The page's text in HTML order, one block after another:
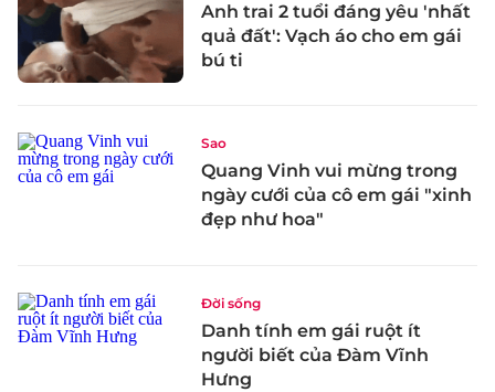
Anh trai 2 tuổi đáng yêu 'nhất
quả đất': Vạch áo cho em gái
bú ti
Sao
Quang Vinh vui mừng trong
ngày cưới của cô em gái "xinh
đẹp như hoa"
Đời sống
Danh tính em gái ruột ít
người biết của Đàm Vĩnh
Hưng